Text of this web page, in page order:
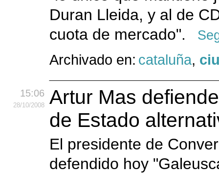
Duran Lleida, y al de
cuota de mercado".
Archivado en: cataluña,
15:06
28/10/2008
Artur Mas
de Estado
El presidente de
defendido hoy